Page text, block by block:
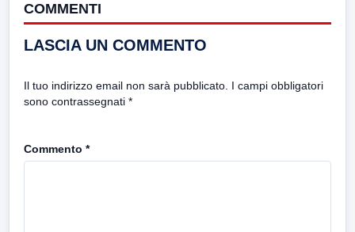
COMMENTI
LASCIA UN COMMENTO
Il tuo indirizzo email non sarà pubblicato. I campi obbligatori
sono contrassegnati *
Commento *